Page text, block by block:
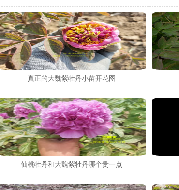
真正的大魏紫牡丹小苗开花图
仙桃牡丹和大魏紫牡丹哪个贵一点